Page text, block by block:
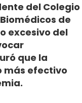
del Colegio
de
excesivo del
que la
más efectivo